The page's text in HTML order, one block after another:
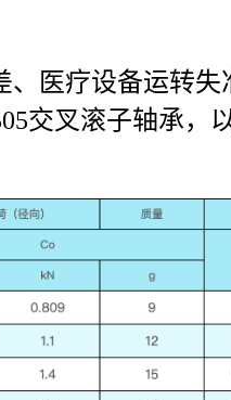
医疗设备运转
交叉滚子轴承，